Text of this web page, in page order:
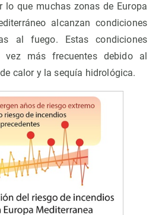
lo que muchas zonas de Europa
alcanzan condiciones
al fuego. Estas condiciones
vez más frecuentes debido al
calor y la sequía hidrológica.